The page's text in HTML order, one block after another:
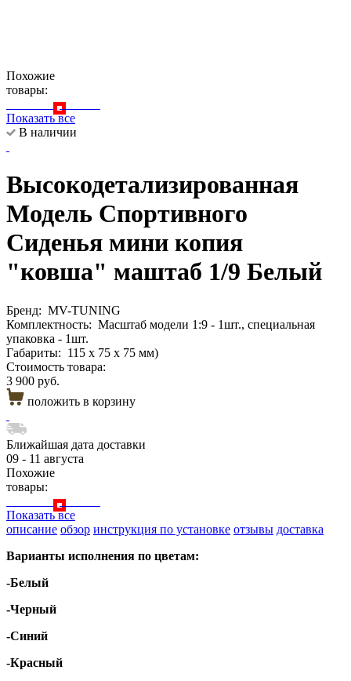
Похожие
товары:
Показать все
В наличии
Высокодетализированная
Модель Спортивного
Сиденья мини копия
"ковша" маштаб 1/9 Белый
Бренд: MV-TUNING
Комплектность: Масштаб модели 1:9 - 1шт., специальная
упаковка - 1шт.
Габариты: 115 х 75 х 75 мм)
Стоимость товара:
3 900 руб.
положить в корзину
Ближайшая дата доставки
09 - 11 августа
Похожие
товары:
Показать все
описание обзор инструкция по установке отзывы доставка
Варианты исполнения по цветам:
-Белый
-Черный
-Синий
-Красный